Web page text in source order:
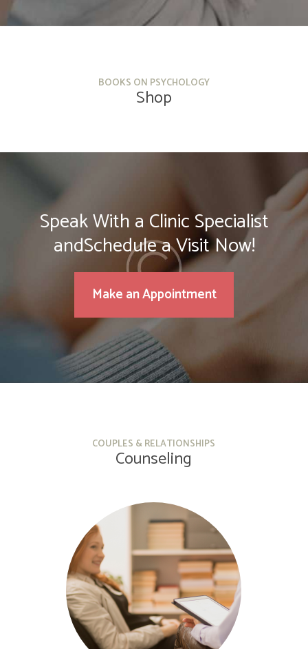
BOOKS ON PSYCHOLOGY
Shop
Speak With a Clinic Specialist
andSchedule a Visit Now!
Make an Appointment
COUPLES & RELATIONSHIPS
Counseling